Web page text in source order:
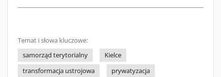
Temat i słowa kluczowe:
samorząd terytorialny
Kielce
transformacja ustrojowa
prywatyzacja